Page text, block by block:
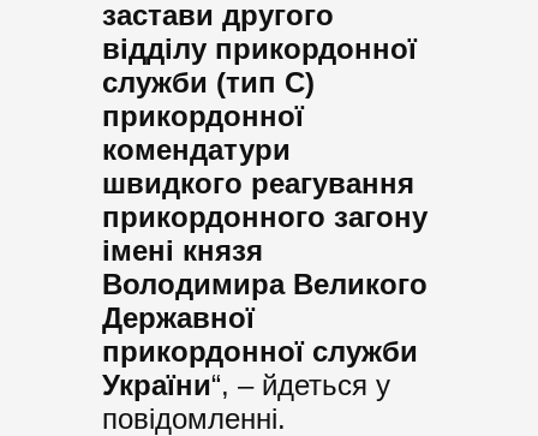
застави другого
відділу прикордонної
служби (тип С)
прикордонної
комендатури
швидкого реагування
прикордонного загону
імені князя
Володимира Великого
Державної
прикордонної служби
України“, – йдеться у
повідомленні.